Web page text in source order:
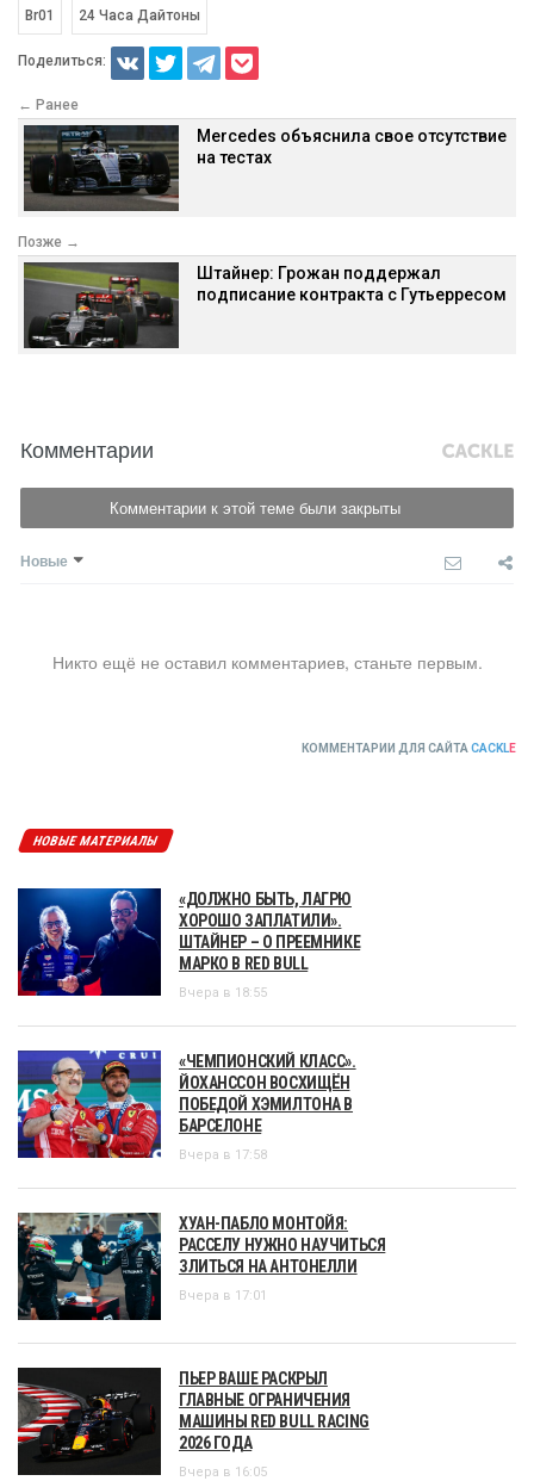
Br01 24 Часа Дайтоны
Поделиться:
← Ранее
Mercedes объяснила свое отсутствие
на тестах
Позже →
Штайнер: Грожан поддержал
подписание контракта с Гутьерресом
Комментарии
Комментарии к этой теме были закрыты
Новые
Никто ещё не оставил комментариев, станьте первым.
КОММЕНТАРИИ ДЛЯ САЙТА CACKLE
НОВЫЕ МАТЕРИАЛЫ
«ДОЛЖНО БЫТЬ, ЛАГРЮ
ХОРОШО ЗАПЛАТИЛИ».
ШТАЙНЕР – О ПРЕЕМНИКЕ
МАРКО В RED BULL
Вчера в 18:55
«ЧЕМПИОНСКИЙ КЛАСС».
ЙОХАНССОН ВОСХИЩЁН
ПОБЕДОЙ ХЭМИЛТОНА В
БАРСЕЛОНЕ
Вчера в 17:58
ХУАН-ПАБЛО МОНТОЙЯ:
РАССЕЛУ НУЖНО НАУЧИТЬСЯ
ЗЛИТЬСЯ НА АНТОНЕЛЛИ
Вчера в 17:01
ПЬЕР ВАШЕ РАСКРЫЛ
ГЛАВНЫЕ ОГРАНИЧЕНИЯ
МАШИНЫ RED BULL RACING
2026 ГОДА
Вчера в 16:05